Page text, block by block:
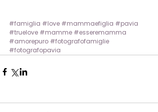
#famiglia #love #mammaefiglia #pavia
#truelove #mamme #esseremamma
#amorepuro #fotografofamiglie
#fotografopavia